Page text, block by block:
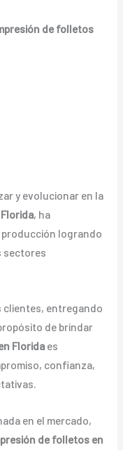
de folletos
y evolucionar en la
, ha
logrando
sectores
clientes, entregando
de brindar
Florida es
confianza,
en el mercado,
de folletos en